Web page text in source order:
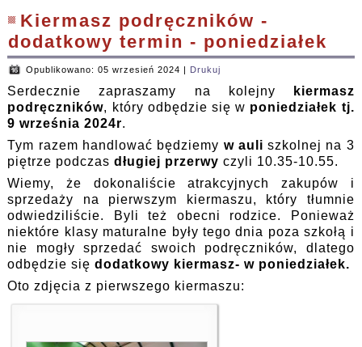
Kiermasz podręczników -
dodatkowy termin - poniedziałek
Opublikowano: 05 wrzesień 2024 | Drukuj
Serdecznie zapraszamy na kolejny
kiermasz
podręczników, który odbędzie się w poniedziałek tj.
9 września 2024r.
Tym razem handlować będziemy w auli szkolnej na 3
piętrze podczasdługiej przerwy czyli 10.35-10.55.
Wiemy, że dokonaliście atrakcyjnych zakupów i
sprzedaży na pierwszym kiermaszu, który tłumnie
odwiedziliście. Byli też obecni rodzice. Ponieważ
niektóre klasy maturalne były tego dnia poza szkołą i
nie mogły sprzedać swoich podręczników, dlatego
odbędzie siędodatkowy kiermasz- w poniedziałek.
Oto zdjęcia z pierwszego kiermaszu: